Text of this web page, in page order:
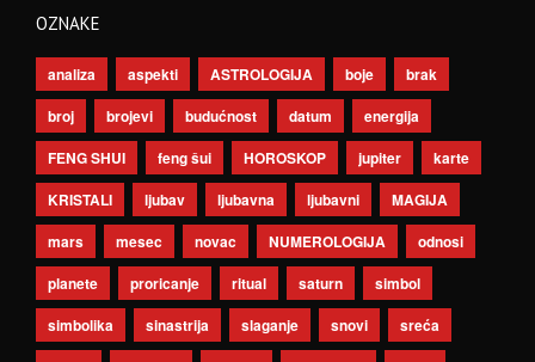
OZNAKE
analiza aspekti ASTROLOGIJA boje
brak
broj
brojevi budućnost datum
energija
FENG SHUI
feng šui HOROSKOP jupiter
karte
KRISTALI
ljubav ljubavna ljubavni
MAGIJA
mars
mesec novac NUMEROLOGIJA
odnosi
planete
proricanje ritual saturn
simbol
simbolika
sinastrija slaganje snovi
sreća